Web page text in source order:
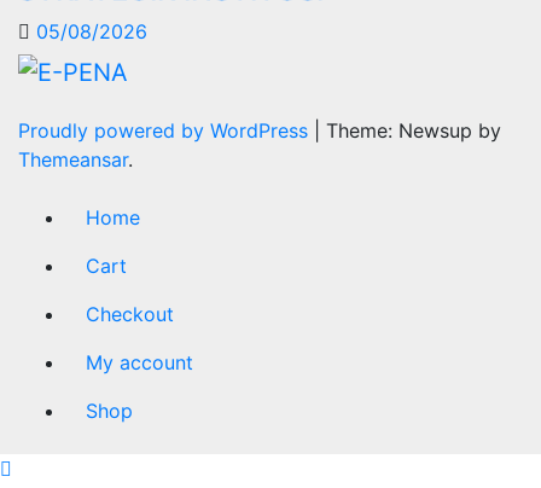
05/08/2026
Proudly powered by WordPress
Theme: Newsup by
Themeansar.
Home
Cart
Checkout
My account
Shop